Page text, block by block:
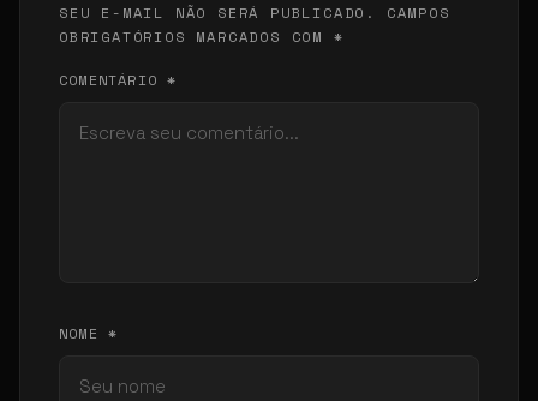
SEU E-MAIL NÃO SERÁ PUBLICADO. CAMPOS
OBRIGATÓRIOS MARCADOS COM *
COMENTÁRIO *
NOME *